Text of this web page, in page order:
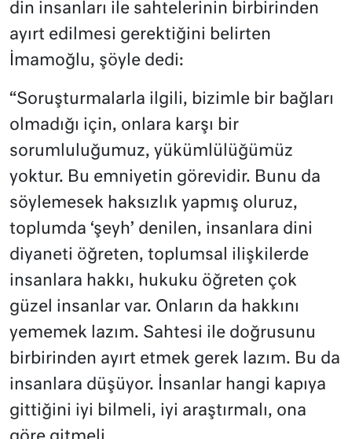
din insanları ile sahtelerinin birbirinden
ayırt edilmesi gerektiğini belirten
İmamoğlu, şöyle dedi:
“Soruşturmalarla ilgili, bizimle bir bağları
olmadığı için, onlara karşı bir
sorumluluğumuz, yükümlülüğümüz
yoktur. Bu emniyetin görevidir. Bunu da
söylemesek haksızlık yapmış oluruz,
toplumda ‘şeyh’ denilen, insanlara dini
diyaneti öğreten, toplumsal ilişkilerde
insanlara hakkı, hukuku öğreten çok
güzel insanlar var. Onların da hakkını
yememek lazım. Sahtesi ile doğrusunu
birbirinden ayırt etmek gerek lazım. Bu da
insanlara düşüyor. İnsanlar hangi kapıya
gittiğini iyi bilmeli, iyi araştırmalı, ona